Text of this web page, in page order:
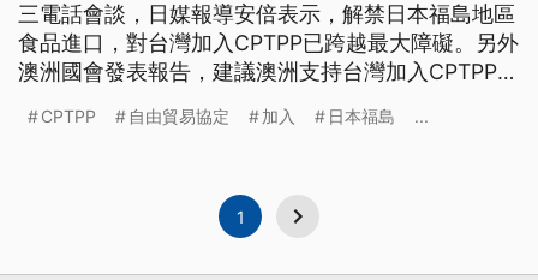
三電話會談，日媒報導安倍表示，解禁日本福島地區
食品進口，對台灣加入CPTPP已跨越最大障礙。另外
澳洲國會發表報告，建議澳洲支持台灣加入CPTPP，
極推動接軌CPTPP的相關修法。
CPTPP 自由貿易協定 加入 日本福島 ...
1